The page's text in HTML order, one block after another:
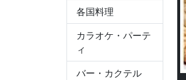
各国料理
カラオケ・パーテ
ィ
バー・カクテル